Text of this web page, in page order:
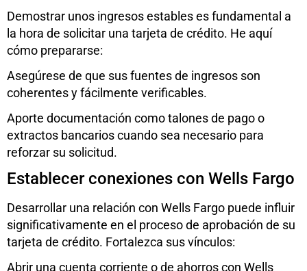
Demostrar unos ingresos estables es fundamental a
la hora de solicitar una tarjeta de crédito. He aquí
cómo prepararse:
Asegúrese de que sus fuentes de ingresos son
coherentes y fácilmente verificables.
Aporte documentación como talones de pago o
extractos bancarios cuando sea necesario para
reforzar su solicitud.
Establecer conexiones con Wells Fargo
Desarrollar una relación con Wells Fargo puede influir
significativamente en el proceso de aprobación de su
tarjeta de crédito. Fortalezca sus vínculos:
Abrir una cuenta corriente o de ahorros con Wells